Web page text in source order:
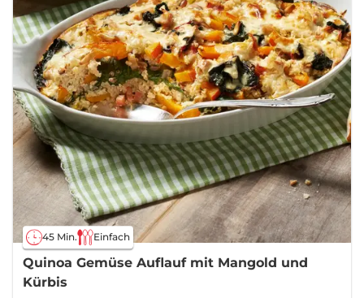
45 Min. Einfach
Quinoa Gemüse Auflauf mit Mangold und
Kürbis